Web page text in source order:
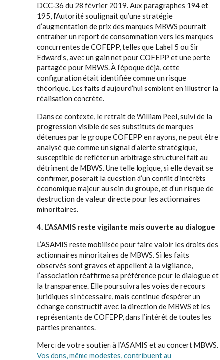
DCC-36 du 28 février 2019. Aux paragraphes 194 et
195, l’Autorité soulignait qu’une stratégie
d’augmentation de prix des marques MBWS pourrait
entraîner un report de consommation vers les marques
concurrentes de COFEPP, telles que Label 5 ou Sir
Edward’s, avec un gain net pour COFEPP et une perte
partagée pour MBWS. À l’époque déjà, cette
configuration était identifiée comme un risque
théorique. Les faits d’aujourd’hui semblent en illustrer la
réalisation concrète.
Dans ce contexte, le retrait de William Peel, suivi de la
progression visible de ses substituts de marques
détenues par le groupe COFEPP en rayons, ne peut être
analysé que comme un signal d’alerte stratégique,
susceptible de refléter un arbitrage structurel fait au
détriment de MBWS. Une telle logique, si elle devait se
confirmer, poserait la question d’un conflit d’intérêts
économique majeur au sein du groupe, et d’un risque de
destruction de valeur directe pour les actionnaires
minoritaires.
4. L’ASAMIS reste vigilante mais ouverte au dialogue
L’ASAMIS reste mobilisée pour faire valoir les droits des
actionnaires minoritaires de MBWS. Si les faits
observés sont graves et appellent à la vigilance,
l’association réaffirme sa préférence pour le dialogue et
la transparence. Elle poursuivra les voies de recours
juridiques si nécessaire, mais continue d’espérer un
échange constructif avec la direction de MBWS et les
représentants de COFEPP, dans l’intérêt de toutes les
parties prenantes.
Merci de votre soutien à l’ASAMIS et au concert MBWS.
Vos dons, même modestes, contribuent au